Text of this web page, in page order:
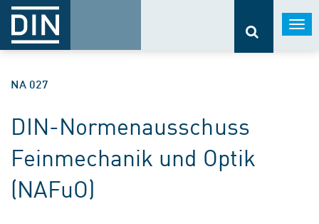
NA 027
DIN-Normenausschuss
Feinmechanik und Optik
(NAFuO)